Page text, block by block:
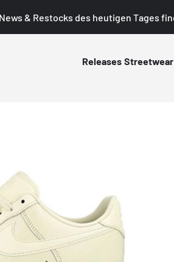
& Restocks des heutigen Tages
Releases Streetwear